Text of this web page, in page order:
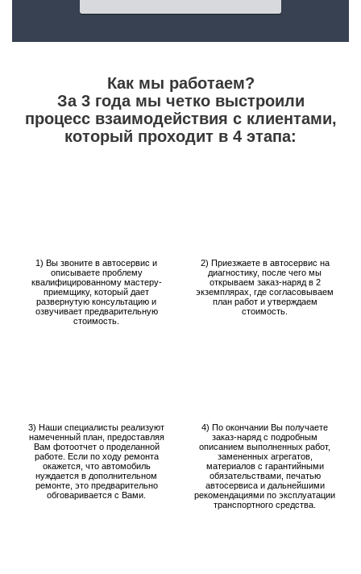
Как мы работаем?
За 3 года мы четко выстроили
процесс взаимодействия с клиентами,
который проходит в 4 этапа:
1) Вы звоните в автосервис и
описываете проблему
квалифицированному мастеру-
приемщику, который дает
развернутую консультацию и
озвучивает предварительную
стоимость.
2) Приезжаете в автосервис на
диагностику, после чего мы
открываем заказ-наряд в 2
экземплярах, где согласовываем
план работ и утверждаем
стоимость.
3) Наши специалисты реализуют
намеченный план, предоставляя
Вам фотоотчет о проделанной
работе. Если по ходу ремонта
окажется, что автомобиль
нуждается в дополнительном
ремонте, это предварительно
обговаривается с Вами.
4) По окончании Вы получаете
заказ-наряд с подробным
описанием выполненных работ,
замененных агрегатов,
материалов с гарантийными
обязательствами, печатью
автосервиса и дальнейшими
рекомендациями по эксплуатации
транспортного средства.